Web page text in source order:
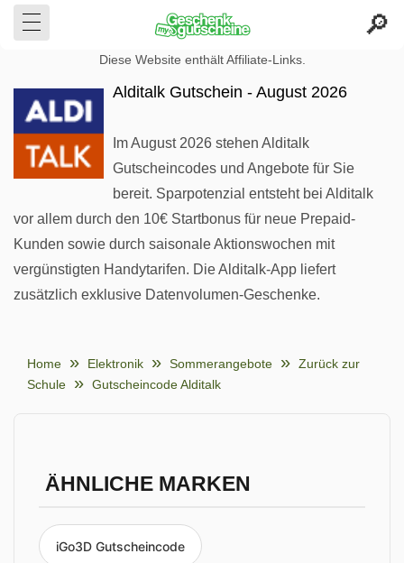
Diese Website enthält Affiliate-Links.
Alditalk Gutschein - August 2026
Im August 2026 stehen Alditalk
Gutscheincodes und Angebote für Sie
bereit. Sparpotenzial entsteht bei Alditalk
vor allem durch den 10€ Startbonus für neue Prepaid-
Kunden sowie durch saisonale Aktionswochen mit
vergünstigten Handytarifen. Die Alditalk-App liefert
zusätzlich exklusive Datenvolumen-Geschenke.
Home Elektronik Sommerangebote
Zurück zur
Schule
Gutscheincode Alditalk
ÄHNLICHE MARKEN
iGo3D Gutscheincode